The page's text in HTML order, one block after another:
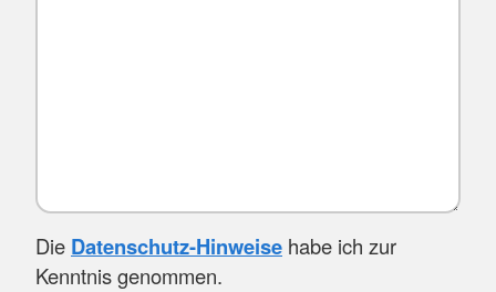
Die Datenschutz-Hinweise habe ich zur
Kenntnis genommen.